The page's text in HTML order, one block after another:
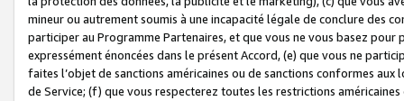
mineur ou autrement soumis à une incapacité légale de conclure des
participer au Programme Partenaires, et que vous ne vous basez
expressément énoncées dans le présent Accord, (e) que vous ne
faites l’objet de sanctions américaines ou de sanctions conformes
de Service; (f) que vous respecterez toutes les restrictions